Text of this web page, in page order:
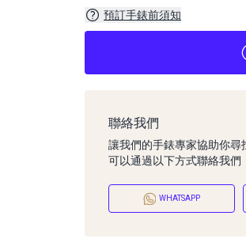
預訂手錶前須知
聯絡我們
讓我們的手錶專家協助你尋
可以通過以下方式聯絡我們
WHATSAPP